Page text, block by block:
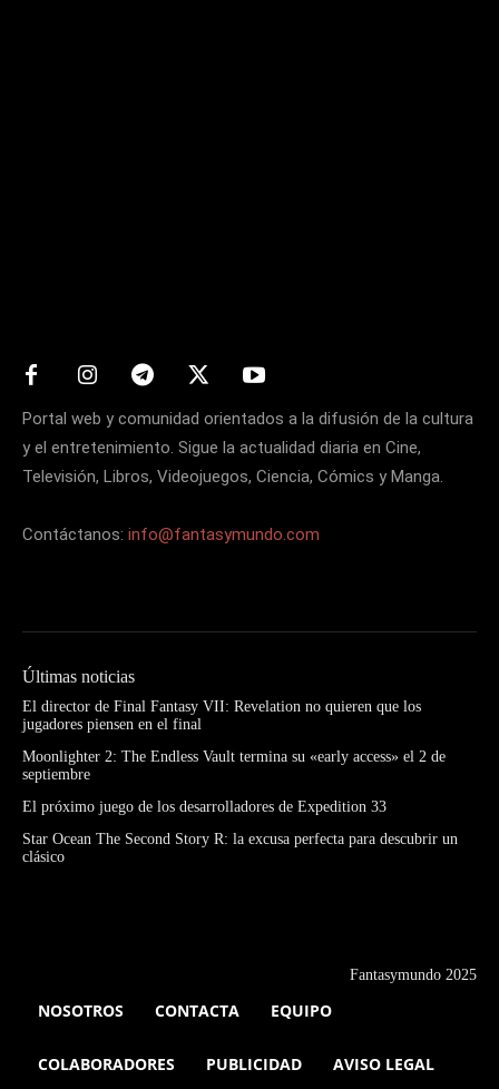
Portal web y comunidad orientados a la difusión de la cultura
y el entretenimiento. Sigue la actualidad diaria en Cine,
Televisión, Libros, Videojuegos, Ciencia, Cómics y Manga.
Contáctanos: info@fantasymundo.com
Últimas noticias
El director de Final Fantasy VII: Revelation no quieren que los
jugadores piensen en el final
Moonlighter 2: The Endless Vault termina su «early access» el 2 de
septiembre
El próximo juego de los desarrolladores de Expedition 33
Star Ocean The Second Story R: la excusa perfecta para descubrir un
clásico
Fantasymundo 2025
NOSOTROS CONTACTA EQUIPO
COLABORADORES PUBLICIDAD AVISO LEGAL